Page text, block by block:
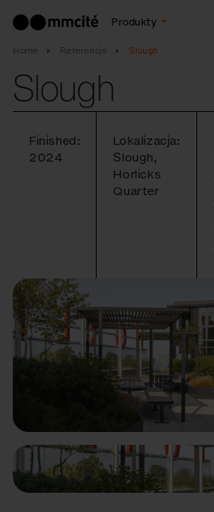
Produkty
Home Referencje Slough
Slough
Finished:
2024
Lokalizacja:
Slough,
Horlicks
Quarter
Poprzedni